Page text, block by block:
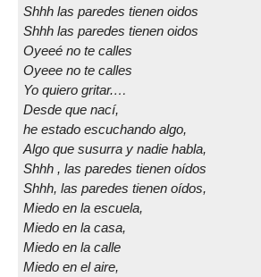
Shhh las paredes tienen oidos
Shhh las paredes tienen oidos
Oyeeé no te calles
Oyeee no te calles
Yo quiero gritar.…
Desde que nací,
he estado escuchando algo,
Algo que susurra y nadie habla,
Shhh , las paredes tienen oídos
Shhh, las paredes tienen oídos,
Miedo en la escuela,
Miedo en la casa,
Miedo en la calle
Miedo en el aire,